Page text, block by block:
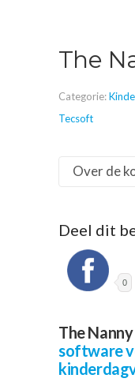
The
Categorie:
Tecsoft
Over de
Deel dit
0
The
software